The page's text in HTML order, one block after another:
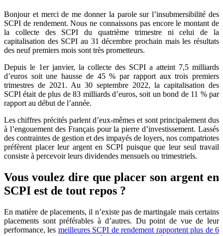
Bonjour et merci de me donner la parole sur l’insubmersibilité des
SCPI de rendement. Nous ne connaissons pas encore le montant de
la collecte des SCPI du quatrième trimestre ni celui de la
capitalisation des SCPI au 31 décembre prochain mais les résultats
des neuf premiers mois sont très prometteurs.
Depuis le 1er janvier, la collecte des SCPI a atteint 7,5 milliards
d’euros soit une hausse de 45 % par rapport aux trois premiers
trimestres de 2021. Au 30 septembre 2022, la capitalisation des
SCPI était de plus de 83 milliards d’euros, soit un bond de 11 % par
rapport au début de l’année.
Les chiffres précités parlent d’eux-mêmes et sont principalement dus
à l’engouement des Français pour la pierre d’investissement. Lassés
des contraintes de gestion et des impayés de loyers, nos compatriotes
préfèrent placer leur argent en SCPI puisque que leur seul travail
consiste à percevoir leurs dividendes mensuels ou trimestriels.
Vous voulez dire que placer son argent en
SCPI est de tout repos ?
En matière de placements, il n’existe pas de martingale mais certains
placements sont préférables à d’autres. Du point de vue de leur
performance, les meilleures SCPI de rendement rapportent plus de 6